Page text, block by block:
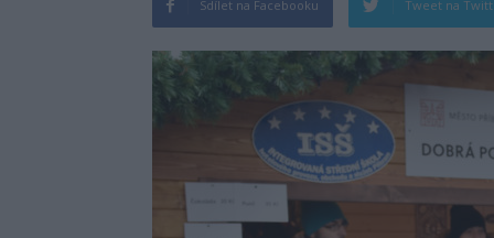
Sdílet na Facebooku Tweet na